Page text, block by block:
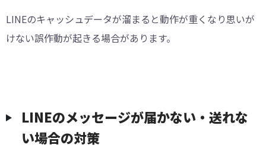
LINEのキャッシュデータが溜まると動作が重くなり思いが
けない誤作動が起きる場合があります。
LINEのメッセージが届かない・送れな
い場合の対策